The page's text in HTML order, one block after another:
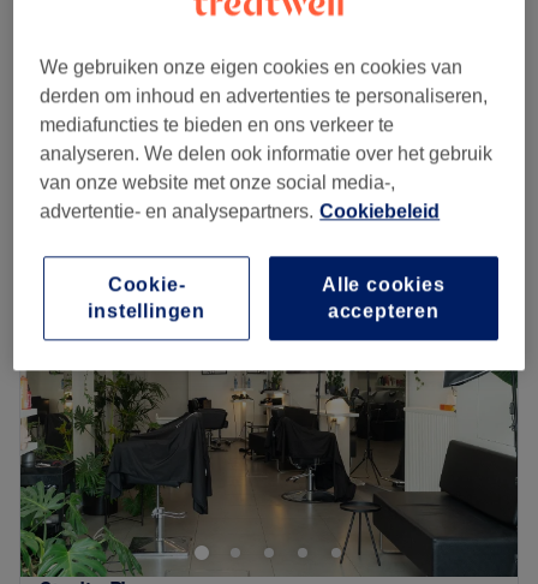
40 min
Dames knippen & brushing - kort haar
1 u
Kort overzicht salongegevens
08:00–20:00
Dinsdag
08:00–20:00
Woensdag
08:00–20:00
Donderdag
08:00–20:00
Vrijdag
08:00–20:00
Zaterdag
08:00–20:00
Zondag
08:00 20:00
Anastasiia Kapsalon, Gent is een salon waar zorg en
comfort centraal staan, met als doel de klanten een
unieke wellnesservaring te bieden.
Dichtstbijzijnde openbaar vervoer:
We gebruiken onze eigen cookies en cookies van
derden om inhoud en advertenties te personaliseren,
mediafuncties te bieden en ons verkeer te
analyseren. We delen ook informatie over het gebruik
van onze website met onze social media-,
advertentie- en analysepartners. Cookiebeleid
Alle cookies
accepteren
Cookie-
instellingen